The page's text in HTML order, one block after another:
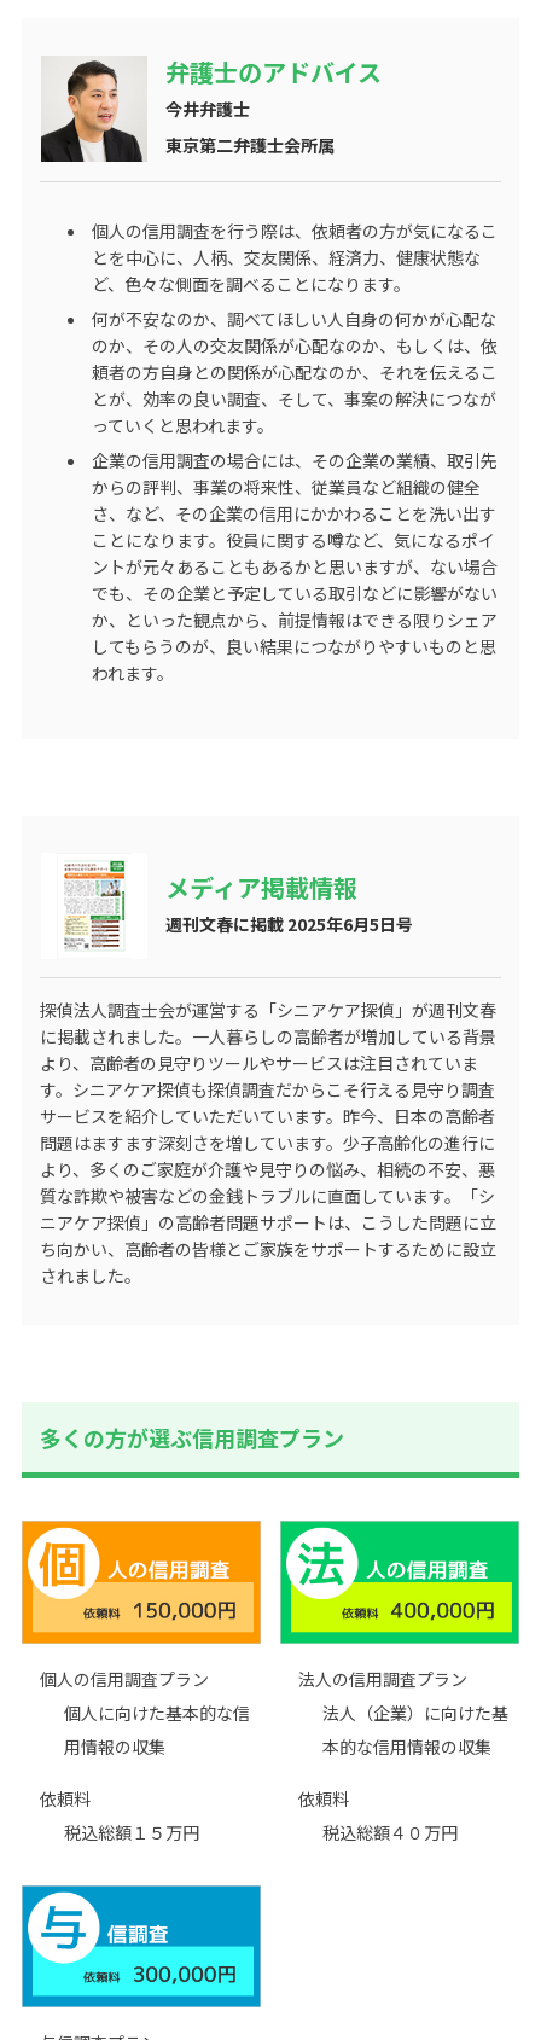
弁護士のアドバイス
今井弁護士
東京第二弁護士会所属
個人の信用調査を行う際は、依頼者の方が気になるこ
とを中心に、人柄、交友関係、経済力、健康状態な
ど、色々な側面を調べることになります。
何が不安なのか、調べてほしい人自身の何かが心配な
のか、その人の交友関係が心配なのか、もしくは、依
頼者の方自身との関係が心配なのか、それを伝えるこ
とが、効率の良い調査、そして、事案の解決につなが
っていくと思われます。
企業の信用調査の場合には、その企業の業績、取引先
からの評判、事業の将来性、従業員など組織の健全
さ、など、その企業の信用にかかわることを洗い出す
ことになります。役員に関する噂など、気になるポイ
ントが元々あることもあるかと思いますが、ない場合
でも、その企業と予定している取引などに影響がない
か、といった観点から、前提情報はできる限りシェア
してもらうのが、良い結果につながりやすいものと思
われます。
メディア掲載情報
週刊文春に掲載 2025年6月5日号
探偵法人調査士会が運営する 「シニアケア探偵」 が週刊文春
に掲載されました。一人暮らしの高齢者が増加している背景
より、高齢者の見守りツールやサービスは注目されていま
す。シニアケア探偵も探偵調査だからこそ行える見守り調査
サービスを紹介していただいています。昨今、日本の高齢者
問題はますます深刻さを増しています。少子高齢化の進行に
より、多くのご家庭が介護や見守りの悩み、相続の不安、悪
質な詐欺や被害などの金銭トラブルに直面しています。「シ
ニアケア探偵」の高齢者問題サポートは、こうした問題に立
ち向かい、高齢者の皆様とご家族をサポートするために設立
されました。
多くの方が選ぶ信用調査プラン
個人の信用調査プラン
個人に向けた基本的な信
用情報の収集
依頼料
税込総額１５万円
法人の信用調査プラン
法人（企業）に向けた基
本的な信用情報の収集
依頼料
税込総額４０万円